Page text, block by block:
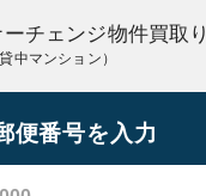
チェンジ物件買取り
中マンション）
便番号を入力